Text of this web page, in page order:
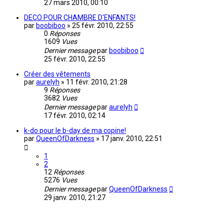
27 mars 2010, 00:10
DECO POUR CHAMBRE D'ENFANTS!
par boobiboo » 25 févr. 2010, 22:55
0 Réponses
1609 Vues
Dernier messagepar boobiboo
25 févr. 2010, 22:55
Créer des vêtements
paraurelyh » 11 févr. 2010, 21:28
9 Réponses
3682 Vues
Dernier messageparaurelyh
17 févr. 2010, 02:14
k-do pour le b-day de ma copine!
parQueenOfDarkness » 17 janv. 2010, 22:51
1
2
12 Réponses
5276 Vues
Dernier messageparQueenOfDarkness
29 janv. 2010, 21:27